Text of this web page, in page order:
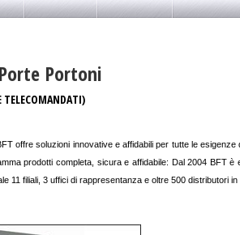
Portoni
offre soluzioni innovative e affidabili per tutte le
prodotti completa, sicura e affidabile: Dal 2004 BFT
11 filiali, 3 uffici di rappresentanza e oltre 500 distributori